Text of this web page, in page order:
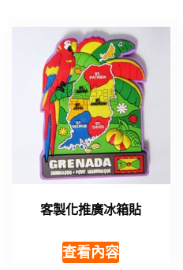
客製化推廣冰箱貼
查看內容